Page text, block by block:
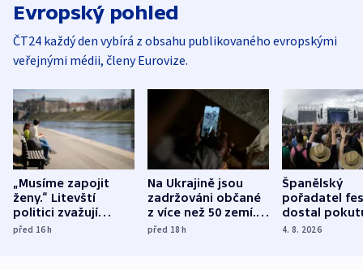
Evropský pohled
ČT24 každý den vybírá z obsahu publikovaného evropskými
veřejnými médii, členy Eurovize.
„Musíme zapojit
ženy.“ Litevští
politici zvažují
dohodu o
před 16h
Na Ukrajině jsou
zadržováni občané
z více než 50 zemí.
Bojovali na straně
před 18h
Španělský
pořadatel
dostal
nekalé
4. 8. 2026